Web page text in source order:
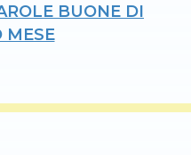
BUONE DI
MESE